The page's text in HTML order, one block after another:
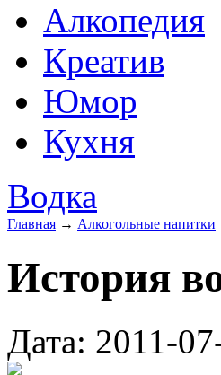
Алкопедия
Креатив
Юмор
Кухня
Водка
Главная → Алкогольные напитки
История
Дата: 2011-